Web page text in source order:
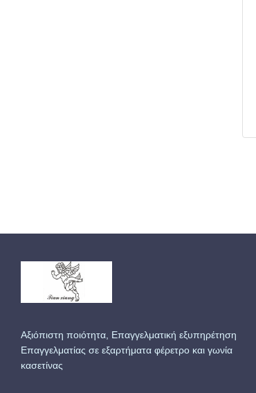
Αξιόπιστη ποιότητα, Επαγγελματική εξυπηρέτηση
Επαγγελματίας σε εξαρτήματα φέρετρο και γωνία
κασετίνας